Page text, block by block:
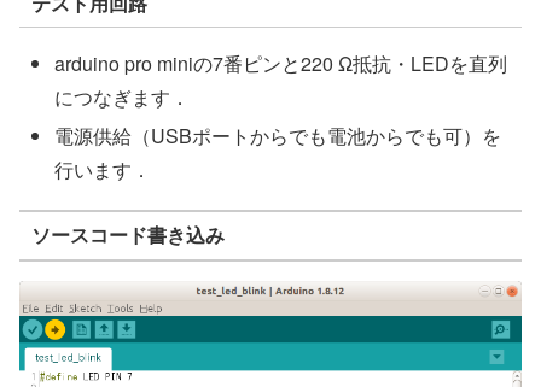
arduino pro miniの7番ピンと220 Ω抵抗・LEDを直列
につなぎます．
電源供給（USBポートからでも電池からでも可）を
行います．
ソースコード書き込み